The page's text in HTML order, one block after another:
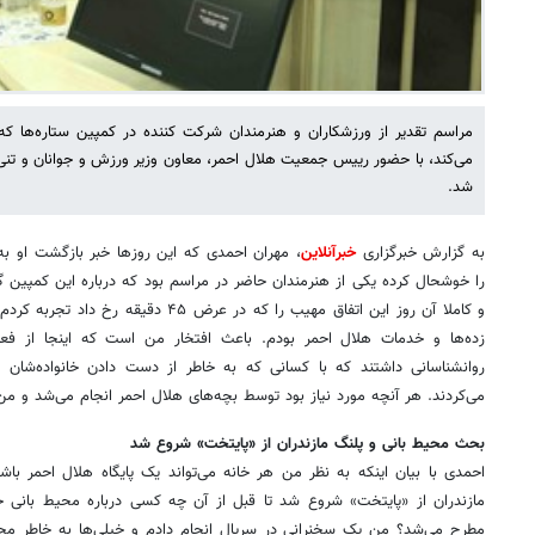
مراسم تقدیر از ورزشکاران و هنرمندان شرکت کننده در کمپین
می‌کند، با حضور رییس جمعیت هلال احمر، معاون وزیر ورزش و جوانان و
شد.
به گزارش خبرگزاریخبرآنلاین، مهران احمدی که این روزها خبر بازگشت او
را خوشحال کرده یکی از هنرمندان حاضر در مراسم بود که درباره این
و کاملا آن روز این اتفاق مهیب را که
زده‌ها و خدمات هلال احمر بودم. باعث افتخار من است که اینجا از
روانشناسانی داشتند که با کسانی که به خاطر از دست دادن
می‌کردند. هر آنچه مورد نیاز بود توسط بچه‌های هلال احمر انجام می‌شد و
بحث محیط بانی و پلنگ مازندران از «پایتخت» شروع شد
احمدی با بیان اینکه به نظر من هر خانه می‌تواند یک پایگاه هلال احمر
مازندران از «پایتخت» شروع شد تا قبل از آن چه کسی درباره محیط